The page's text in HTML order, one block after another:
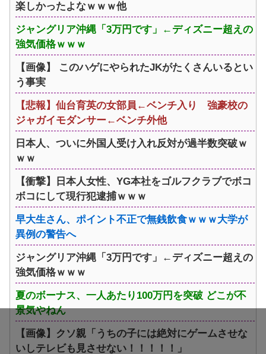
楽しかったよなｗｗｗ他
ジャングリア沖縄「3万円です」←ディズニー超えの
強気価格ｗｗｗ
【画像】 このハゲにやられたJKがたくさんいるとい
う事実
【悲報】仙台育英の女部員←ベンチ入り 強豪校の
ジャガイモダンサー←ベンチ外他
日本人、ついに外国人受け入れ反対が過半数突破ｗ
ｗｗ
【衝撃】日本人女性、YG本社をゴルフクラブでボコ
ボコにして現行犯逮捕ｗｗｗ
早大生さん、ポイント不正で無銭飲食ｗｗｗ大学が
異例の警告へ
ジャングリア沖縄「3万円です」←ディズニー超えの
強気価格ｗｗｗ
夏のボーナス、一人あたり100万円を突破 どこが不
景気やねん
【画像】クソ親「うちの子には絶対にゲームさせな
いしテレビも見させない！！！！！」